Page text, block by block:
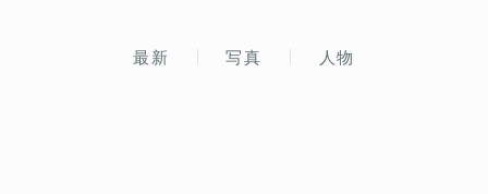
最新 写真 人物